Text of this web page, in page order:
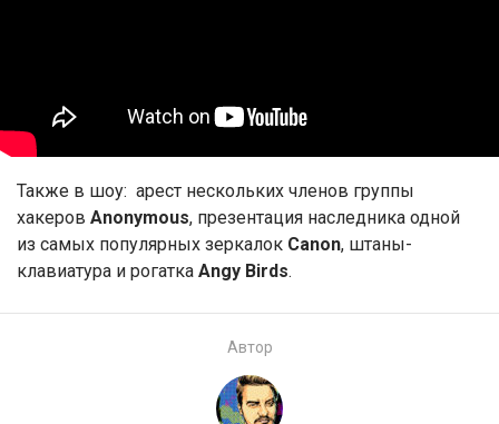
Также в шоу: арест нескольких членов группы
хакеров Anonymous, презентация наследника одной
из самых популярных зеркалок Canon, штаны-
клавиатура и рогатка Angy Birds.
Автор